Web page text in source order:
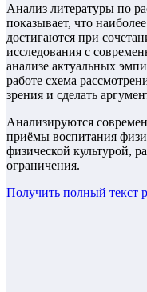
Анализ литературы по
показывает, что
достигаются при
исследования с
анализе актуальных
работе схема
зрения и сделать
Анализируются
приёмы воспитания
физической культурой,
ограничения.
Получить полный текст